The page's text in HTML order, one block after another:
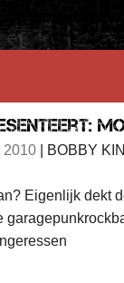
2010
BOBBY
Eigenlijk dekt